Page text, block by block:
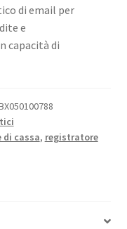
di email per
e
capacità di
cassa, registratore